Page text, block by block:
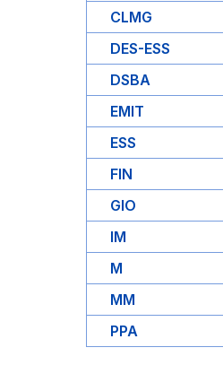
CLMG
DES-ESS
DSBA
EMIT
ESS
FIN
GIO
IM
M
MM
PPA